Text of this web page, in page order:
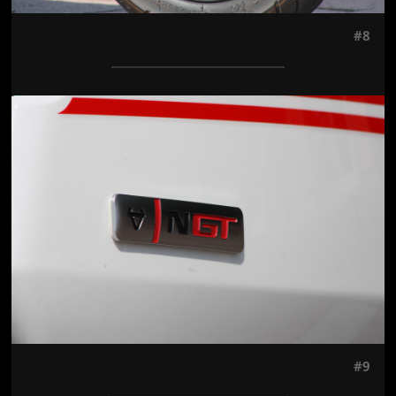
#8
Jön még kép!
#9